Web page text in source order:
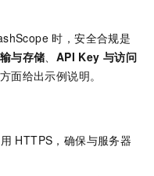
时，安全合规是
与存储
API Key 与访问
面给出示例说明。
HTTPS，确保与服务器